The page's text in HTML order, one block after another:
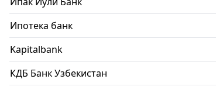
Ипотека банк
Kapitalbank
КДБ Банк Узбекистан